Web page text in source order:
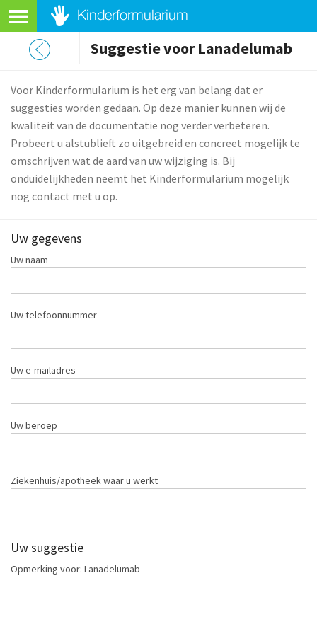
Suggestie voor Lanadelumab
Voor Kinderformularium is het erg van belang dat er
suggesties worden gedaan. Op deze manier kunnen wij de
kwaliteit van de documentatie nog verder verbeteren.
Probeert u alstublieft zo uitgebreid en concreet mogelijk te
omschrijven wat de aard van uw wijziging is. Bij
onduidelijkheden neemt het Kinderformularium mogelijk
nog contact met u op.
Uw gegevens
Uw naam
Uw telefoonnummer
Uw e-mailadres
Uw beroep
Ziekenhuis/apotheek waar u werkt
Uw suggestie
Opmerking voor: Lanadelumab